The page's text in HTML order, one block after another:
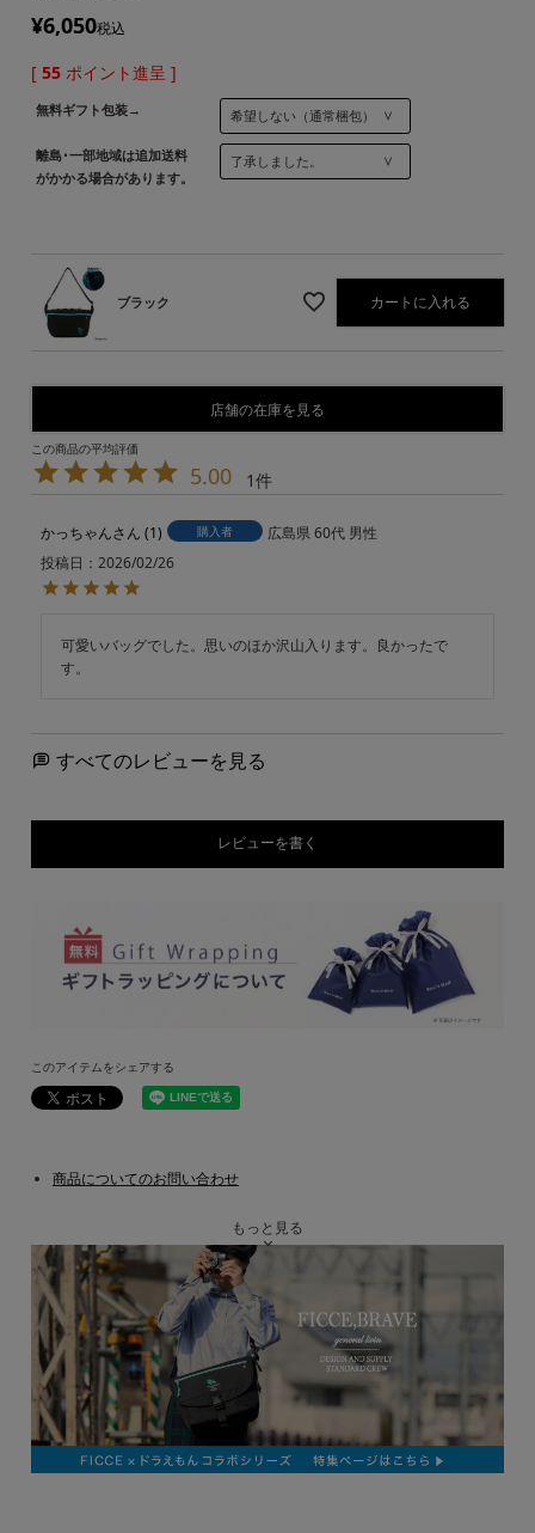
¥6,050税込
[ 55 ポイント進呈 ]
無料ギフト包装→
離島･一部地域は追加送料
がかかる場合があります。
ブラック カートに入れる
店舗の在庫を見る
5.00 1
かっちゃん 1 購入者 広島県60代 男性
投稿日
2026/02/26
可愛いバッグでした。思いのほか沢山入ります。良かったで
す。
すべてのレビューを見る
レビューを書く
このアイテムをシェアする
商品についてのお問い合わせ
もっと見る